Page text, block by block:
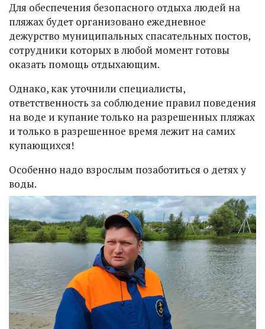
Для обеспечения безопасного отдыха людей на
пляжах будет организовано ежедневное
дежурство муниципальных спасательных постов,
сотрудники которых в любой момент готовы
оказать помощь отдыхающим.
Однако, как уточнили специалисты,
ответственность за соблюдение правил поведения
на воде и купание только на разрешенных пляжах
и только в разрешенное время лежит на самих
купающихся!
Особенно надо взрослым позаботиться о детях у
воды.